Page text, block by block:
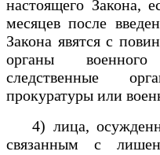
настоящего Закона,
месяцев после
Закона явятся с
органы
следственные
прокуратуры или
4) лица,
связанным с